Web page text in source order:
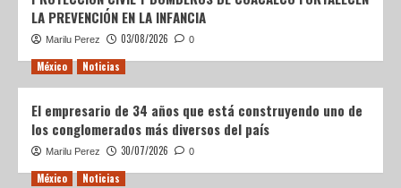
LA PREVENCIÓN EN LA INFANCIA
Marilu Perez 03/08/2026 0
México Noticias
El empresario de 34 años que está construyendo uno de
los conglomerados más diversos del país
Marilu Perez 30/07/2026 0
México Noticias